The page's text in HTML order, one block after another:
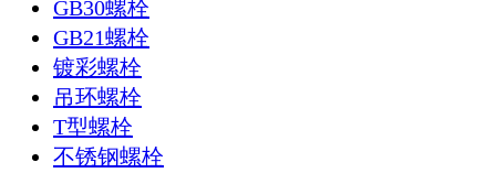
GB30螺栓
GB21螺栓
镀彩螺栓
吊环螺栓
T型螺栓
不锈钢螺栓